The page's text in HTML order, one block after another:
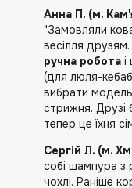
Анна П. (м.
"Замовляли
весілля
ручна робота
(для люля-
вибрати
стрижня. Друзі
тепер це їхня
Сергій Л. (м.
собі шампура з
чохлі. Раніше